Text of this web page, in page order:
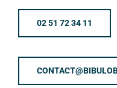
02 51 72 34 11